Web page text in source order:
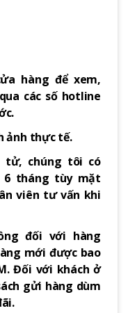
hàng để xem,
các số hotline
ảnh thực tế.
tử, chúng tôi có
6 tháng tùy mặt
viên tư vấn khi
đối với hàng
mới được bao
Đối với khách ở
gửi hàng dùm